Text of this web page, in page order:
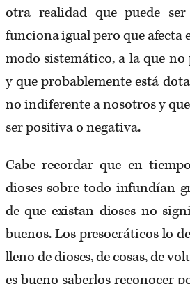
otra realidad que puede
funciona igual pero que afecta
modo sistemático, a la que
y que probablemente está
no indiferente a nosotros y
ser positiva o negativa.
Cabe recordar que en
dioses sobre todo infundían
de que existan dioses no
buenos. Los presocráticos lo
lleno de dioses, de cosas, de
es bueno saberlos reconocer